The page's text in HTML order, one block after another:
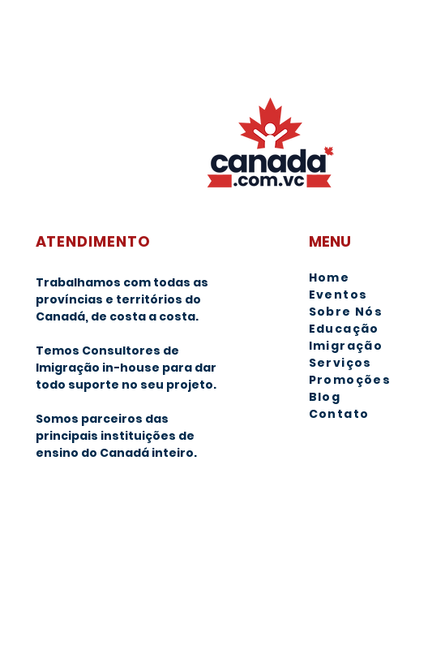
ATENDIMENTO
Trabalhamos com todas as
províncias e territórios do
Canadá, de costa a costa.
Temos Consultores de
Imigração in-house para dar
todo suporte no seu projeto.
Somos parceiros das
principais instituições de
ensino do Canadá inteiro.
MENU
Home
Eventos
Sobre Nós
Educação
Imigração
Serviços
Promoções
Blog
Contato